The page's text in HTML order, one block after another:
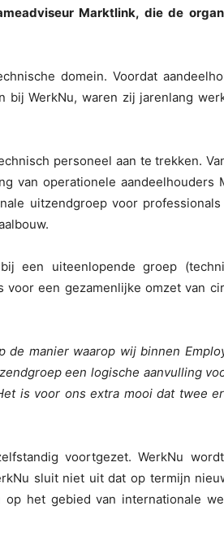
Marktlink, die de
domein. Voordat
WerkNu, waren zij jarenlang
personeel aan te trekken.
van operationele aandeelhouders
uitzendgroep voor
een uiteenlopende groep
een gezamenlijke omzet van
de manier waarop wij binnen
een logische aanvulling
is voor ons extra mooi dat twee
voortgezet. WerkNu
sluit niet uit dat op termijn
het gebied van internationale